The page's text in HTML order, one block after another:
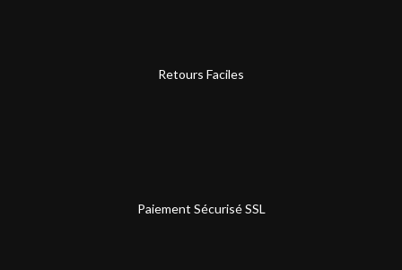
Retours Faciles
Paiement Sécurisé SSL